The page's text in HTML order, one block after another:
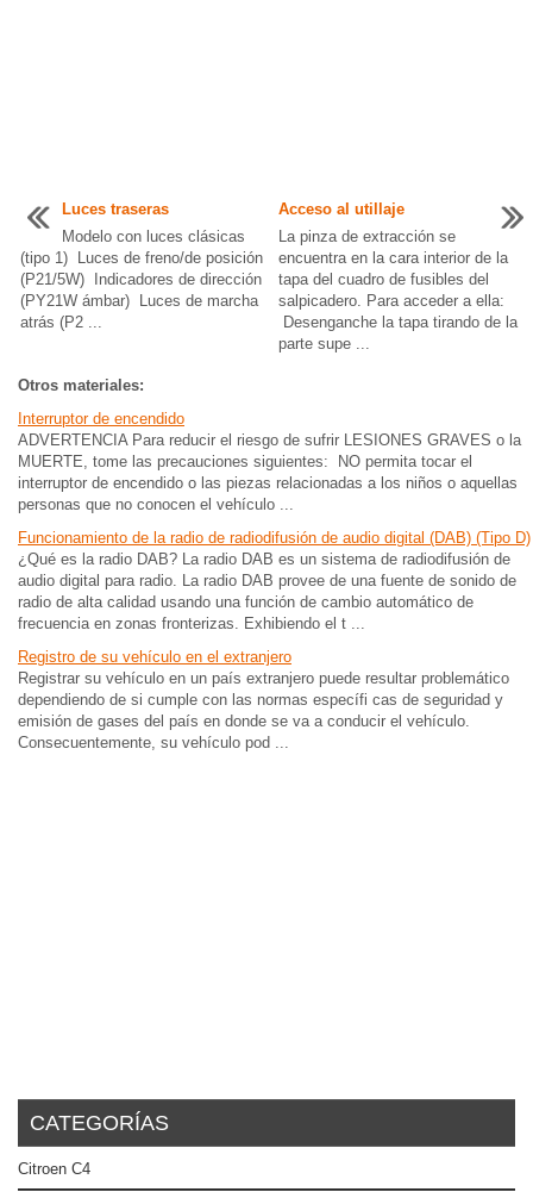
Luces traseras
Modelo con luces clásicas
(tipo 1) Luces de freno/de posición
(P21/5W) Indicadores de dirección
(PY21W ámbar) Luces de marcha
atrás (P2 ...
Acceso al utillaje
La pinza de extracción se
encuentra en la cara interior de la
tapa del cuadro de fusibles del
salpicadero. Para acceder a ella:
Desenganche la tapa tirando de la
parte supe ...
Otros materiales:
Interruptor de encendido
ADVERTENCIA Para reducir el riesgo de sufrir LESIONES GRAVES o la
MUERTE, tome las precauciones siguientes: NO permita tocar el
interruptor de encendido o las piezas relacionadas a los niños o aquellas
personas que no conocen el vehículo ...
Funcionamiento de la radio de radiodifusión de audio digital (DAB) (Tipo D)
¿Qué es la radio DAB? La radio DAB es un sistema de radiodifusión de
audio digital para radio. La radio DAB provee de una fuente de sonido de
radio de alta calidad usando una función de cambio automático de
frecuencia en zonas fronterizas. Exhibiendo el t ...
Registro de su vehículo en el extranjero
Registrar su vehículo en un país extranjero puede resultar problemático
dependiendo de si cumple con las normas específi cas de seguridad y
emisión de gases del país en donde se va a conducir el vehículo.
Consecuentemente, su vehículo pod ...
CATEGORÍAS
Citroen C4